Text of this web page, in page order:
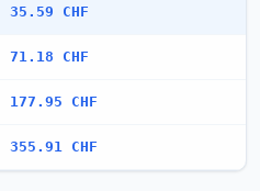
35.59 CHF
71.18 CHF
177.95 CHF
355.91 CHF